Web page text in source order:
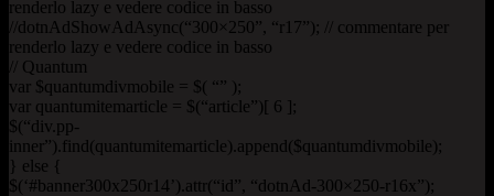
renderlo lazy e vedere codice in basso
//dotnAdShowAdAsync(“300×250”, “r17”); // commentare per
renderlo lazy e vedere codice in basso
// Quantum
var $quantumdivmobile = $( “” );
var quantumitemarticle = $(“article”)[ 6 ];
$(“div.pp-
inner”).find(quantumitemarticle).append($quantumdivmobile);
} else {
$(‘#banner300x250r14’).attr(“id”, “dotnAd-300×250-r16x”);